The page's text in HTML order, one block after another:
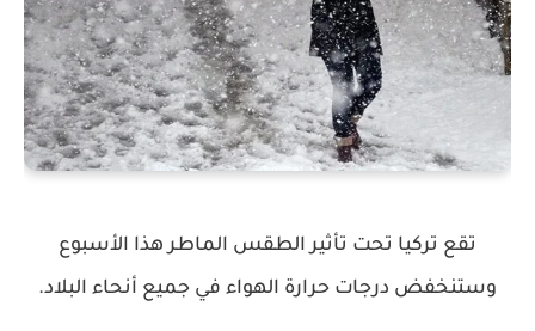
تقع تركيا تحت تأثير الطقس الماطر هذا الأسبوع
وستنخفض درجات حرارة الهواء في جميع أنحاء البلاد.